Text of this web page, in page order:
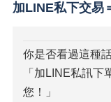
加LINE私下交易
你是否看過這種
「加LINE私訊
您！」